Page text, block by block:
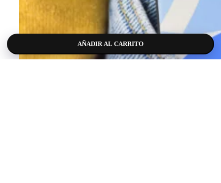
AÑADIR AL CARRITO